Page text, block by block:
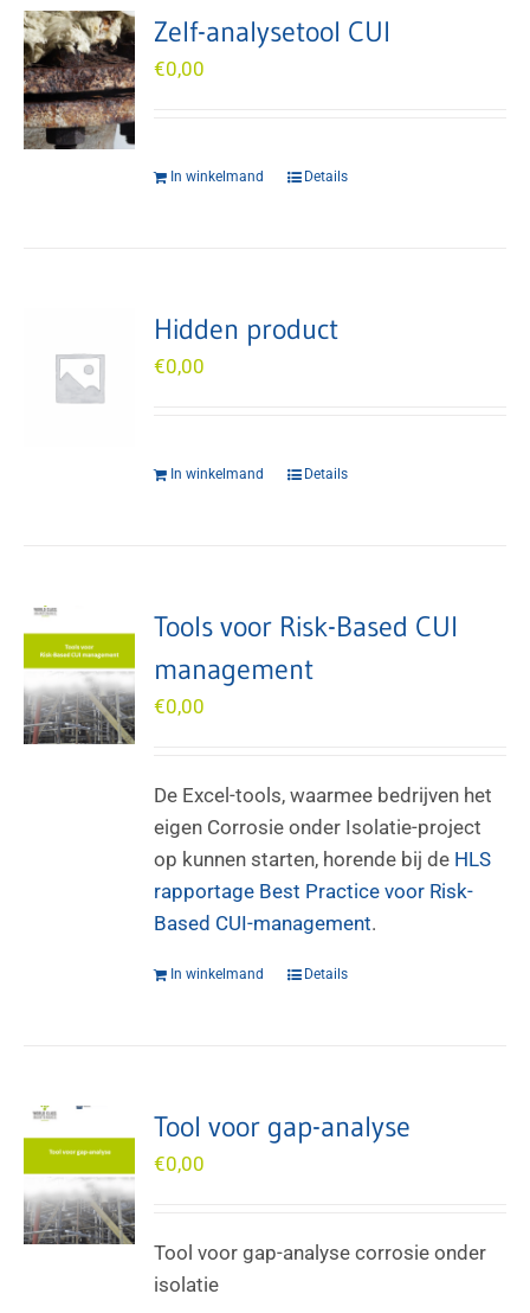
Zelf-analysetool CUI
€0,00
In winkelmand Details
Hidden product
€0,00
In winkelmand Details
Tools voor Risk-Based CUI
management
€0,00
De Excel-tools, waarmee bedrijven het
eigen Corrosie onder Isolatie-project
op kunnen starten, horende bij de HLS
rapportage Best Practice voor Risk-
Based CUI-management.
In winkelmand Details
Tool voor gap-analyse
€0,00
Tool voor gap-analyse corrosie onder
isolatie